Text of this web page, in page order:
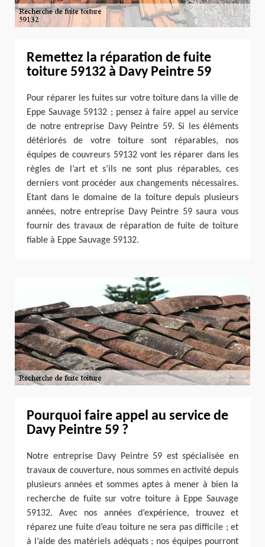
Remettez la réparation de fuite
toiture 59132 à Davy Peintre 59
Pour réparer les fuites sur votre toiture dans la ville de
Eppe Sauvage 59132 ; pensez à faire appel au service
de notre entreprise Davy Peintre 59. Si les éléments
détériorés de votre toiture sont réparables, nos
équipes de couvreurs 59132 vont les réparer dans les
règles de l’art et s’ils ne sont plus réparables, ces
derniers vont procéder aux changements nécessaires.
Etant dans le domaine de la toiture depuis plusieurs
années, notre entreprise Davy Peintre 59 saura vous
fournir des travaux de réparation de fuite de toiture
fiable à Eppe Sauvage 59132.
Pourquoi faire appel au service de
Davy Peintre 59 ?
Notre entreprise Davy Peintre 59 est spécialisée en
travaux de couverture, nous sommes en activité depuis
plusieurs années et sommes aptes à mener à bien la
recherche de fuite sur votre toiture à Eppe Sauvage
59132. Avec nos années d’expérience, trouvez et
réparez une fuite d’eau toiture ne sera pas difficile ; et
à l’aide des matériels adéquats ; nos équipes pourront